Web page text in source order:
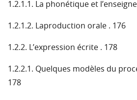
1.2.1.1. La phonétique et
1.2.1.2. Laproduction orale . 176
1.2.2. L’expression écrite . 178
1.2.2.1. Quelques modèles du
178